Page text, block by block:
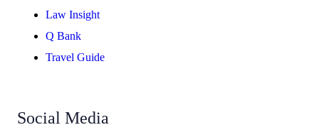
Law Insight
Q Bank
Travel Guide
Social Media